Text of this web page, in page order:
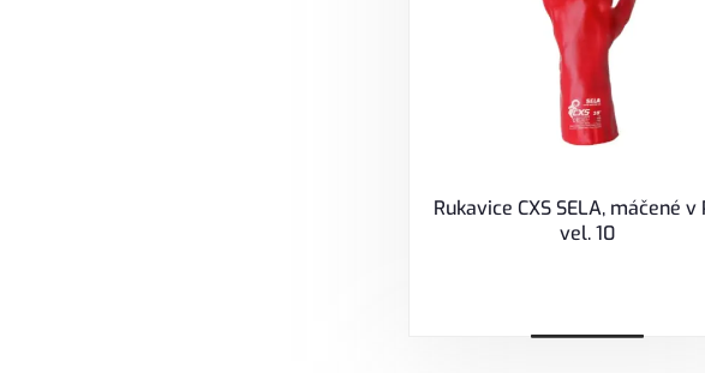
Rukavice CXS SELA, máčené v
vel. 10